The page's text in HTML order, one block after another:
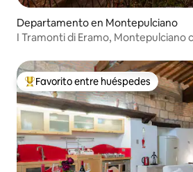
Departamento en Montepulciano
I Tramonti di Eramo, Montepulciano
Favorito entre los huéspedes más
Favorito entre huéspedes